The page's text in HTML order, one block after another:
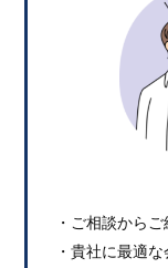
・ご相談から
・貴社に最適